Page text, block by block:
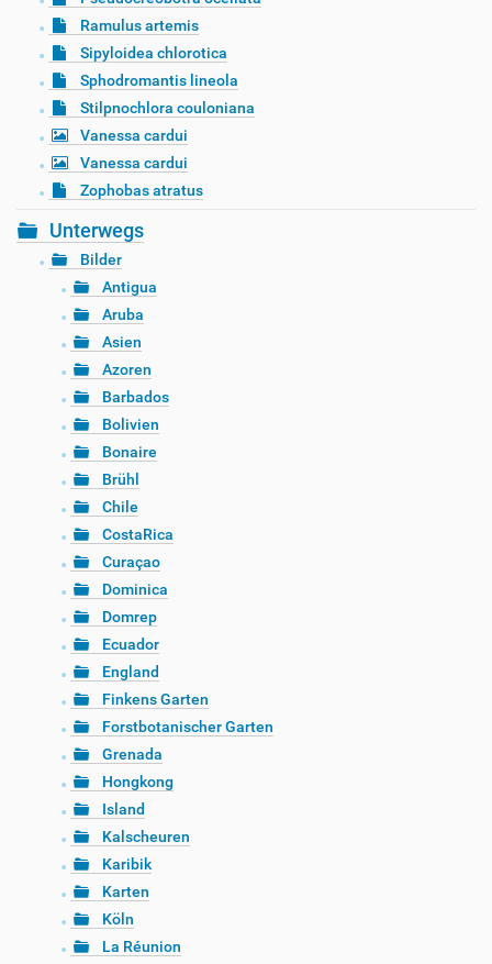
Ramulus artemis
Sipyloidea chlorotica
Sphodromantis lineola
Stilpnochlora couloniana
Vanessa cardui
Vanessa cardui
Zophobas atratus
Unterwegs
Bilder
Antigua
Aruba
Asien
Azoren
Barbados
Bolivien
Bonaire
Brühl
Chile
CostaRica
Curaçao
Dominica
Domrep
Ecuador
England
Finkens Garten
Forstbotanischer Garten
Grenada
Hongkong
Island
Kalscheuren
Karibik
Karten
Köln
La Réunion